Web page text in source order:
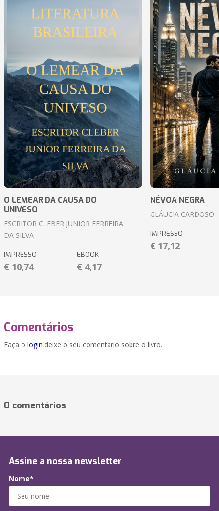
O LEMEAR DA CAUSA DO
UNIVESO
ESCRITOR CLEBER JUNIOR FERREIRA
DA SILVA
IMPRESSO
€ 10,74
EBOOK
€ 4,17
NÉVOA NEGRA
GLÁUCIA CARDOSO
IMPRESSO
€ 17,12
Comentários
Faça o login deixe o seu comentário sobre o livro.
0 comentários
Assine a nossa newsletter
Nome*